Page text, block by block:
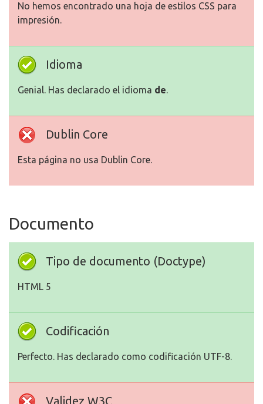
No hemos encontrado una hoja de estilos CSS para
impresión.
Idioma
Genial. Has declarado el idioma de.
Dublin Core
Esta página no usa Dublin Core.
Documento
Tipo de documento (Doctype)
HTML 5
Codificación
Perfecto. Has declarado como codificación UTF-8.
Validez W3C